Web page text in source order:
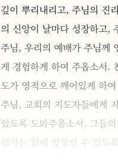
깊이 뿌리내리고, 주님의 진
의 신앙이 날마다 성장하고,
주님, 우리의 예배가 주님께
게 경험하게 하여 주옵소서.
도가 영적으로 깨어있게 하
주님, 교회의 지도자들에게
있도록 도와주옵소서. 그들
워가는 일에 앞장설 수 있도